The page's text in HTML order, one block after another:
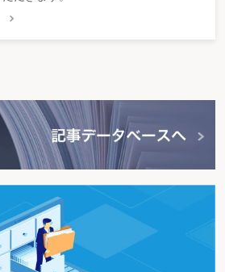
体引取りや火葬を依頼された場合
葬や葬儀の費用が支弁できない場合
火葬した入居施設から、費用を請求された場合
れている場合
ちに補修したい場合
った場合
住居確保のため、借家の家賃支払が必要な場合
家から、家財道具等の処分と原状回復費用の支
管理手続